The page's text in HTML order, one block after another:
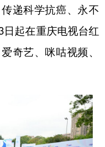
递科学抗癌、永不
起在重庆电视台红
奇艺、咪咕视频、